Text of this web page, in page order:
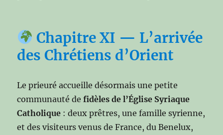
Chapitre XI — L’arrivée
des Chrétiens d’Orient
Le prieuré accueille désormais une petite
communauté defidèles de l’Église Syriaque
Catholique : deux prêtres, une famille syrienne,
et des visiteurs venus de France, du Benelux,